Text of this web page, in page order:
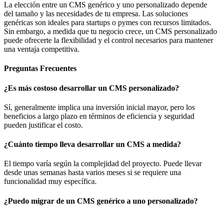
La elección entre un CMS genérico y uno personalizado depende
del tamaño y las necesidades de tu empresa. Las soluciones
genéricas son ideales para startups o pymes con recursos limitados.
Sin embargo, a medida que tu negocio crece, un CMS personalizado
puede ofrecerte la flexibilidad y el control necesarios para mantener
una ventaja competitiva.
Preguntas Frecuentes
¿Es más costoso desarrollar un CMS personalizado?
Sí, generalmente implica una inversión inicial mayor, pero los
beneficios a largo plazo en términos de eficiencia y seguridad
pueden justificar el costo.
¿Cuánto tiempo lleva desarrollar un CMS a medida?
El tiempo varía según la complejidad del proyecto. Puede llevar
desde unas semanas hasta varios meses si se requiere una
funcionalidad muy específica.
¿Puedo migrar de un CMS genérico a uno personalizado?